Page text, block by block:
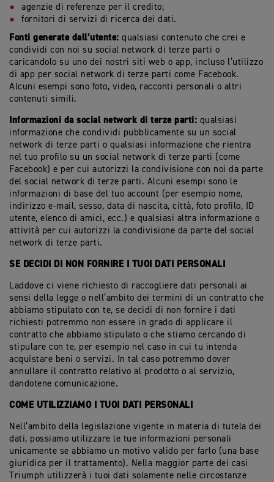
agenzie di referenze per il credito;
fornitori di servizi di ricerca dei dati.
Fonti generate dall’utente: qualsiasi contenuto che crei e
condividi con noi su social network di terze parti o
caricandolo su uno dei nostri siti web o app, incluso l’utilizzo
di app per social network di terze parti come Facebook.
Alcuni esempi sono foto, video, racconti personali o altri
contenuti simili.
Informazioni da social network di terze parti: qualsiasi
informazione che condividi pubblicamente su un social
network di terze parti o qualsiasi informazione che rientra
nel tuo profilo su un social network di terze parti (come
Facebook) e per cui autorizzi la condivisione con noi da parte
del social network di terze parti. Alcuni esempi sono le
informazioni di base del tuo account (per esempio nome,
indirizzo e-mail, sesso, data di nascita, città, foto profilo, ID
utente, elenco di amici, ecc.) e qualsiasi altra informazione o
attività per cui autorizzi la condivisione da parte del social
network di terze parti.
SE DECIDI DI NON FORNIRE I TUOI DATI PERSONALI
Laddove ci viene richiesto di raccogliere dati personali ai
sensi della legge o nell’ambito dei termini di un contratto che
abbiamo stipulato con te, se decidi di non fornire i dati
richiesti potremmo non essere in grado di applicare il
contratto che abbiamo stipulato o che stiamo cercando di
stipulare con te, per esempio nel caso in cui tu intenda
acquistare beni o servizi. In tal caso potremmo dover
annullare il contratto relativo al prodotto o al servizio,
dandotene comunicazione.
COME UTILIZZIAMO I TUOI DATI PERSONALI
Nell’ambito della legislazione vigente in materia di tutela dei
dati, possiamo utilizzare le tue informazioni personali
unicamente se abbiamo un motivo valido per farlo (una base
giuridica per il trattamento). Nella maggior parte dei casi
Triumph utilizzerà i tuoi dati solamente nelle circostanze